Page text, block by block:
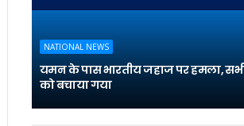
NATIONAL NEWS
यमन के पास भारतीय जहाज पर हमला, सभी
को बचाया गया